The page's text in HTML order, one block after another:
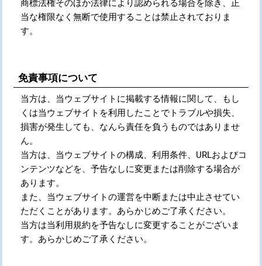
商標法権そのほか法律により認められる場合を除き、正
当な権限なく無断で使用することは禁止されておりま
す。
免責事項について
当方は、当ウェブサイトに掲載する情報に関して、もし
くは当ウェブサイトを利用したことでトラブルや損失、
損害が発生しても、なんら責任を負うものではありませ
ん。
当方は、当ウェブサイトの構成、利用条件、URLおよびコ
ンテンツなどを、予告なしに変更または削除する場合が
あります。
また、当ウェブサイトの運営を中断または中止させてい
ただくことがあります。あらかじめご了承ください。
当方は当利用規約を予告なしに変更することがございま
す。あらかじめご了承ください。